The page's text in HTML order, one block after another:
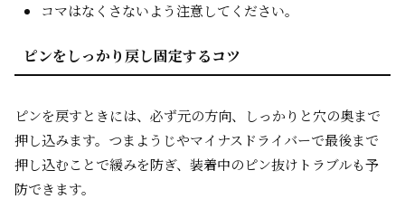
コマはなくさないよう注意してください。
ピンをしっかり戻し固定するコツ
ピンを戻すときには、必ず元の方向、しっかりと穴の奥まで
押し込みます。つまようじやマイナスドライバーで最後まで
押し込むことで緩みを防ぎ、装着中のピン抜けトラブルも予
防できます。